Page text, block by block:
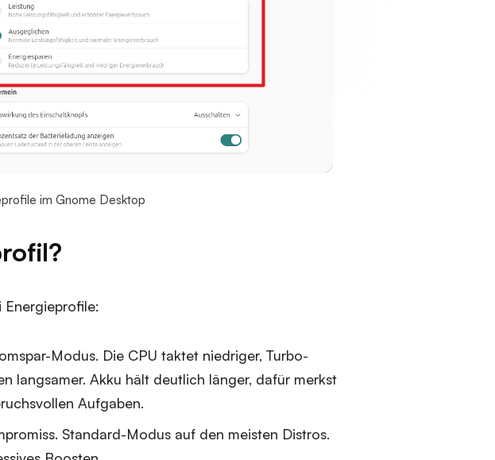
im Gnome Desktop
Energieprofile:
Modus. Die CPU taktet niedriger, Turbo-
langsamer. Akku hält deutlich länger, dafür merkst
Aufgaben.
Standard-Modus auf den meisten Distros.